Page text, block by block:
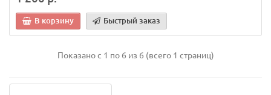
В корзину Быстрый заказ
Показано с 1 по 6 из 6 (всего 1 страниц)